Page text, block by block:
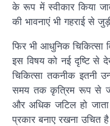
के रूप में स्वीकार किया
की भावनाएं भी गहराई से
फिर भी आधुनिक चिकित्सा
इस विषय को नई दृष्टि
चिकित्सा तकनीक इतनी
समय तक कृत्रिम रूप से
और अधिक जटिल हो जाता
प्रकार बनाए रखना उचित